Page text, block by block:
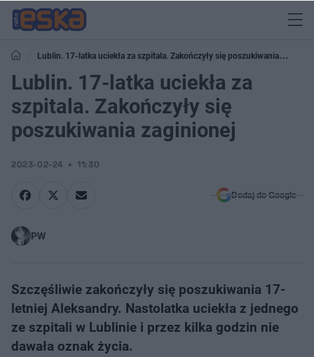
Lublin. 17-latka uciekła za szpitala. Zakończyły się poszukiwania
zaginionej
Lublin. 17-latka uciekła za
szpitala. Zakończyły się
poszukiwania zaginionej
2023-02-24 11:30
Dodaj do Google
PW
Szczęśliwie zakończyły się poszukiwania 17-
letniej Aleksandry. Nastolatka uciekła z jednego
ze szpitali w Lublinie i przez kilka godzin nie
dawała oznak życia.